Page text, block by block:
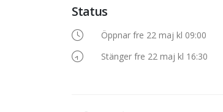
Status
Öppnar fre 22 maj kl 09:00
Stänger fre 22 maj kl 16:30